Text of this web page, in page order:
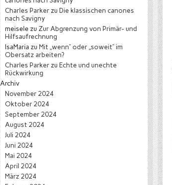
Charles Parker zu Die klassischen canones
nach Savigny
meisele zu Zur Abgrenzung von Primär- und
Hilfsaufrechnung
IsaMaria zu Mit „wenn“ oder „soweit“ im
Obersatz arbeiten?
Charles Parker zu Echte und unechte
Rückwirkung
Archiv
November 2024
Oktober 2024
September 2024
August 2024
Juli 2024
Juni 2024
Mai 2024
April 2024
März 2024